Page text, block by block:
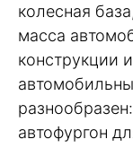
колесная
масса
конструкции
автофургон